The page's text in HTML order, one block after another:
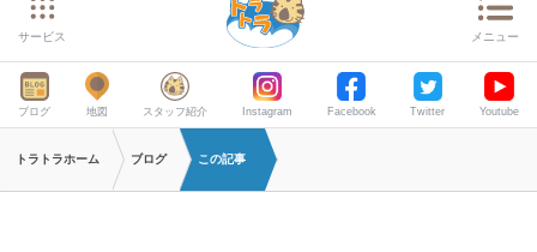
サービス メニュー
ブログ 地図 スタッフ紹介 Instagram Facebook Twitter Youtube
トラトラホーム ブログ この記事